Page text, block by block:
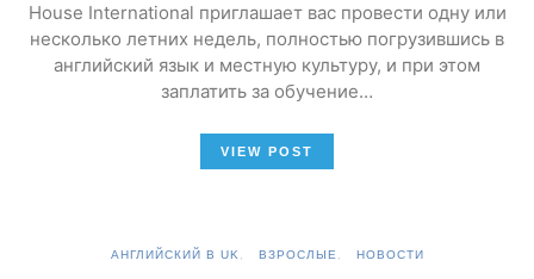
House International приглашает вас провести одну или
несколько летних недель, полностью погрузившись в
английский язык и местную культуру, и при этом
заплатить за обучение…
VIEW POST
АНГЛИЙСКИЙ В UK ВЗРОСЛЫЕ НОВОСТИ